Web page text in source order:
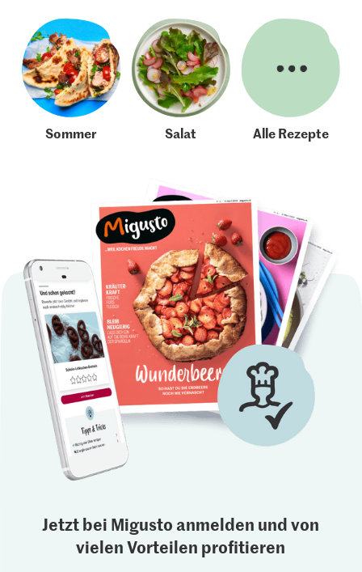
Sommer Salat Alle Rezepte
Jetzt bei Migusto anmelden und von
vielen Vorteilen profitieren